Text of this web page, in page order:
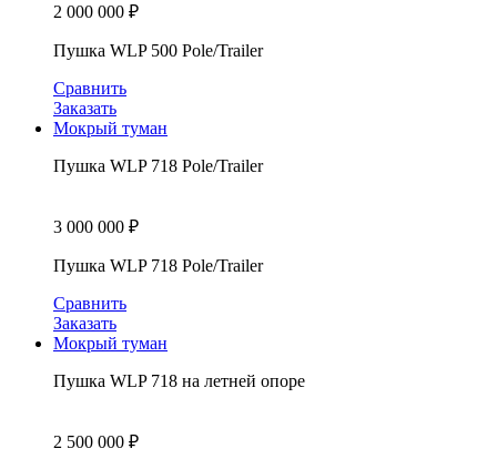
2 000 000 ₽
Пушка WLP 500 Pole/Trailer
Сравнить
Заказать
Мокрый туман
Пушка WLP 718 Pole/Trailer
3 000 000 ₽
Пушка WLP 718 Pole/Trailer
Сравнить
Заказать
Мокрый туман
Пушка WLP 718 на летней опоре
2 500 000 ₽